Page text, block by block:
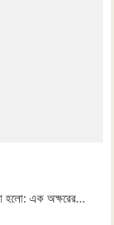
হলো: এক অক্ষরের...